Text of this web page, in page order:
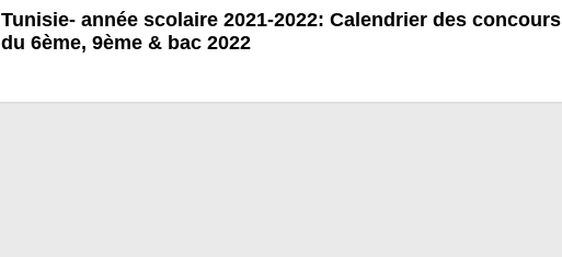
Tunisie- année scolaire 2021-2022: Calendrier des concours
du 6ème, 9ème & bac 2022